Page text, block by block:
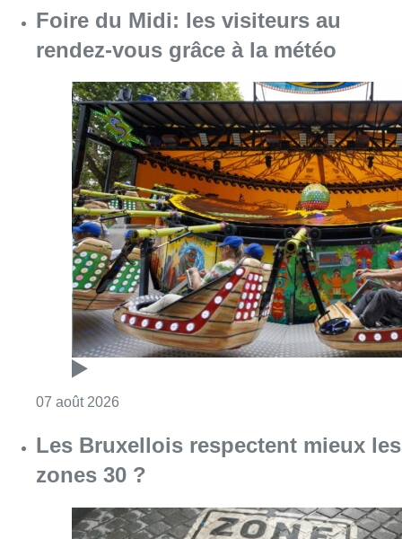
Foire du Midi: les visiteurs au
rendez-vous grâce à la météo
07 août 2026
Les Bruxellois respectent mieux les
zones 30 ?